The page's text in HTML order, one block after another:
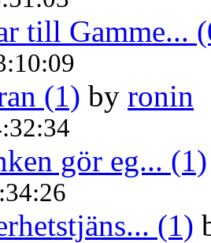
till Gamme...
(1) by ronin
gör eg... (1)
(1)